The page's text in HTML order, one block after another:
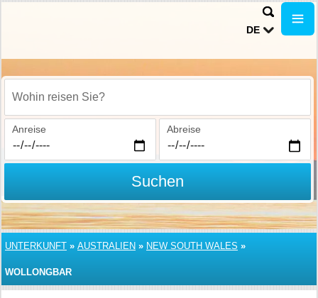
DE
Wohin reisen Sie?
Anreise Abreise
Suchen
UNTERKUNFT » AUSTRALIEN » NEW SOUTH WALES »
WOLLONGBAR